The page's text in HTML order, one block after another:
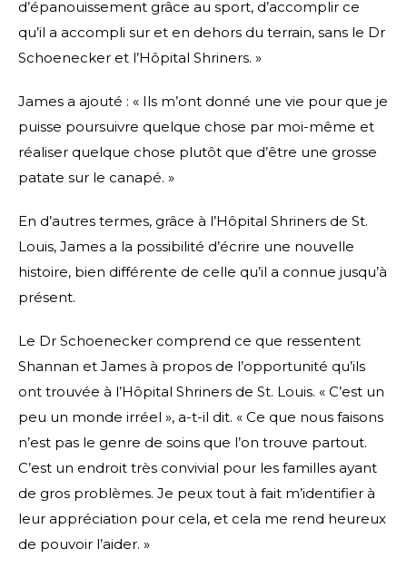
d’épanouissement grâce au sport, d’accomplir ce
qu’il a accompli sur et en dehors du terrain, sans le Dr
Schoenecker et l’Hôpital Shriners. »
James a ajouté : « Ils m’ont donné une vie pour que je
puisse poursuivre quelque chose par moi-même et
réaliser quelque chose plutôt que d’être une grosse
patate sur le canapé. »
En d’autres termes, grâce à l’Hôpital Shriners de St.
Louis, James a la possibilité d’écrire une nouvelle
histoire, bien différente de celle qu’il a connue jusqu’à
présent.
Le Dr Schoenecker comprend ce que ressentent
Shannan et James à propos de l’opportunité qu’ils
ont trouvée à l’Hôpital Shriners de St. Louis. « C’est un
peu un monde irréel », a-t-il dit. « Ce que nous faisons
n’est pas le genre de soins que l’on trouve partout.
C’est un endroit très convivial pour les familles ayant
de gros problèmes. Je peux tout à fait m’identifier à
leur appréciation pour cela, et cela me rend heureux
de pouvoir l’aider. »